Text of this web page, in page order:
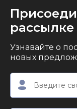
Узнавайте о
новых